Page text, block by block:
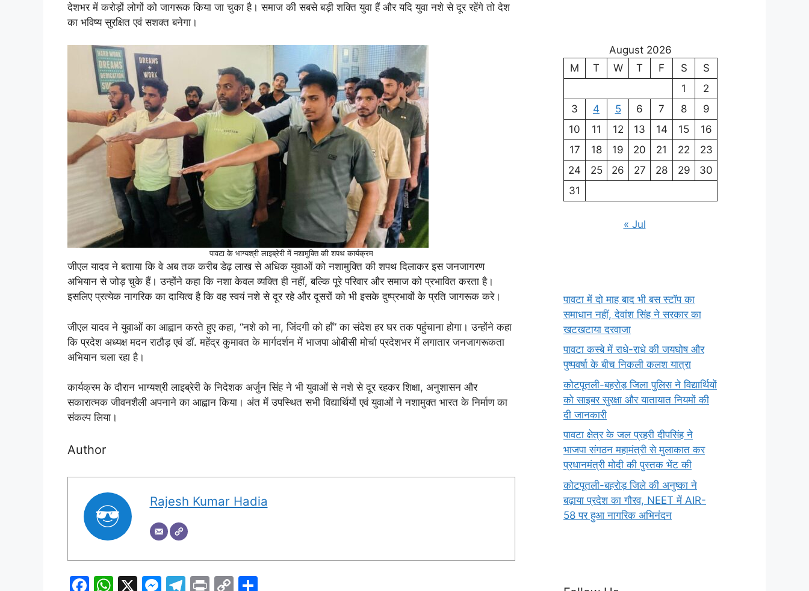
देशभर में करोड़ों लोगों को जागरूक किया जा चुका है। समाज की सबसे बड़ी शक्ति युवा हैं और यदि युवा नशे से दूर रहेंगे तो देश
का भविष्य सुरक्षित एवं सशक्त बनेगा।
पावटा के भाग्यश्री लाइब्रेरी में नशामुक्ति की शपथ कार्यक्रम
जीएल यादव ने बताया कि वे अब तक करीब डेढ़ लाख से अधिक युवाओं को नशामुक्ति की शपथ दिलाकर इस जनजागरण
अभियान से जोड़ चुके हैं। उन्होंने कहा कि नशा केवल व्यक्ति ही नहीं, बल्कि पूरे परिवार और समाज को प्रभावित करता है।
इसलिए प्रत्येक नागरिक का दायित्व है कि वह स्वयं नशे से दूर रहे और दूसरों को भी इसके दुष्प्रभावों के प्रति जागरूक करे।
जीएल यादव ने युवाओं का आह्वान करते हुए कहा, “नशे को ना, जिंदगी को हाँ” का संदेश हर घर तक पहुंचाना होगा। उन्होंने कहा
कि प्रदेश अध्यक्ष मदन राठौड़ एवं डॉ. महेंद्र कुमावत के मार्गदर्शन में भाजपा ओबीसी मोर्चा प्रदेशभर में लगातार जनजागरूकता
अभियान चला रहा है।
कार्यक्रम के दौरान भाग्यश्री लाइब्रेरी के निदेशक अर्जुन सिंह ने भी युवाओं से नशे से दूर रहकर शिक्षा, अनुशासन और
सकारात्मक जीवनशैली अपनाने का आह्वान किया। अंत में उपस्थित सभी विद्यार्थियों एवं युवाओं ने नशामुक्त भारत के निर्माण का
संकल्प लिया।
Author
Rajesh Kumar Hadia
F W X M T Pr C
August 2026
M
T W T F S
S
1
2
3
4 5 6 7 8
9
10
11 12 13 14 15
16
17
18 19 20 21 22
23
24
25 26 27 28 29
30
31
« Jul
पावटा में दो माह बाद भी बस स्टॉप का
समाधान नहीं, देवांश सिंह ने सरकार का
खटखटाया दरवाजा
पावटा कस्बे में राधे-राधे की जयघोष और
पुष्पवर्षा के बीच निकली कलश यात्रा
कोटपूतली-बहरोड़ जिला पुलिस ने विद्यार्थियों
को साइबर सुरक्षा और यातायात नियमों की
दी जानकारी
पावटा क्षेत्र के जल प्रहरी दीपसिंह ने
भाजपा संगठन महामंत्री से मुलाकात कर
प्रधानमंत्री मोदी की पुस्तक भेंट की
कोटपूतली-बहरोड़ जिले की अनुष्का ने
बढ़ाया प्रदेश का गौरव, NEET में AIR-
58 पर हुआ नागरिक अभिनंदन